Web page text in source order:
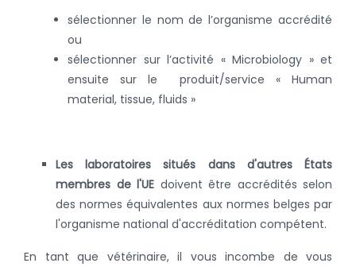
sélectionner le nom de l’organisme accrédité
ou
sélectionner sur l’activité « Microbiology » et
ensuite sur le produit/service « Human
material, tissue, fluids »
Les laboratoires situés dans d'autres États
membres de l'UE doivent être accrédités selon
des normes équivalentes aux normes belges par
l'organisme national d'accréditation compétent.
En tant que vétérinaire, il vous incombe de vous